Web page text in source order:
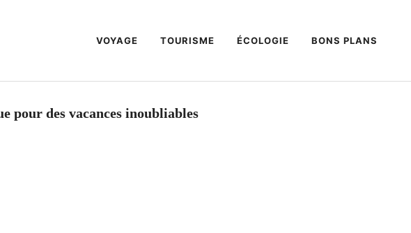
VOYAGE TOURISME ÉCOLOGIE BONS PLANS
pour des vacances inoubliables